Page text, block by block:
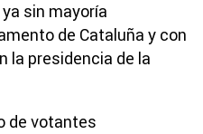
sin mayoría
de Cataluña y con
la presidencia de la
de votantes